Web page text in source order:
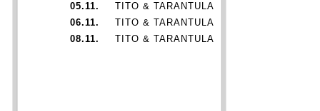
05.11.
TITO & TARANTULA
06.11.
TITO & TARANTULA
08.11.
TITO & TARANTULA